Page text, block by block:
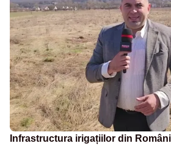
Infrastructura irigațiilor din